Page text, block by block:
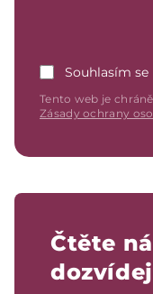
Souhlasím se
Tento web je
Zásady ochrany
Čtěte